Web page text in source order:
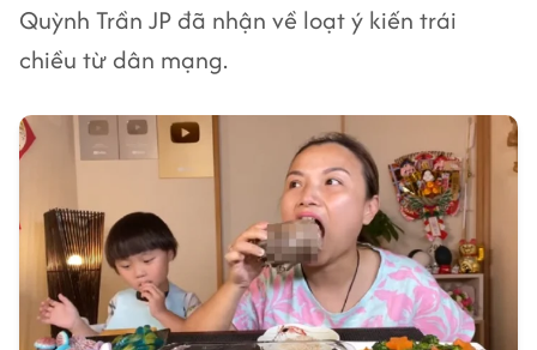
Quỳnh Trần JP đã nhận về loạt ý kiến trái
chiều từ dân mạng.